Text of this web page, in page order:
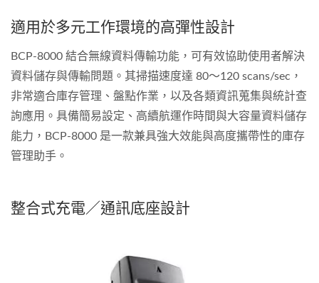
適用於多元工作環境的高彈性設計
BCP-8000 結合無線資料傳輸功能，可有效協助使用者解決
資料儲存與傳輸問題。其掃描速度達 80～120 scans/sec，
非常適合庫存管理、盤點作業，以及各類資訊蒐集與統計查
詢應用。具備簡易設定、高續航運作時間與大容量資料儲存
能力，BCP-8000 是一款兼具強大效能與高度攜帶性的庫存
管理助手。
整合式充電／通訊底座設計